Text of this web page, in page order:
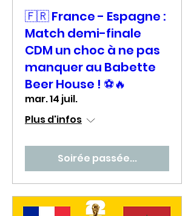
🇫🇷 France - Espagne :
Match demi-finale
CDM un choc à ne pas
manquer au Babette
Beer House ! ⚽🔥
mar. 14 juil.
Plus d'infos
Soirée passée...